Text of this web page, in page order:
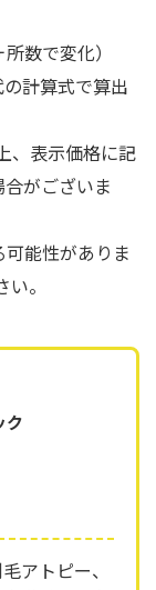
数で変化）
計算式で算出
、表示価格に記
がございま
能性がありま
。
ク
アトピー、